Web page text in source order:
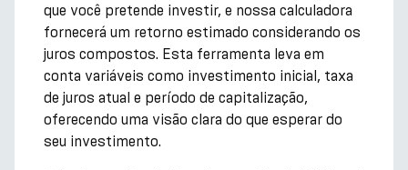
que você pretende investir, e nossa calculadora
fornecerá um retorno estimado considerando os
juros compostos. Esta ferramenta leva em
conta variáveis como investimento inicial, taxa
de juros atual e período de capitalização,
oferecendo uma visão clara do que esperar do
seu investimento.